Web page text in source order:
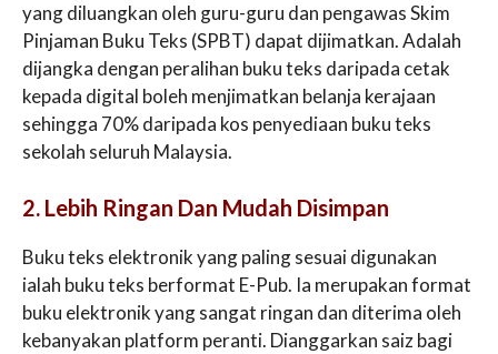
yang diluangkan oleh guru-guru dan pengawas Skim
Pinjaman Buku Teks (SPBT) dapat dijimatkan. Adalah
dijangka dengan peralihan buku teks daripada cetak
kepada digital boleh menjimatkan belanja kerajaan
sehingga 70% daripada kos penyediaan buku teks
sekolah seluruh Malaysia.
2. Lebih Ringan Dan Mudah Disimpan
Buku teks elektronik yang paling sesuai digunakan
ialah buku teks berformat E-Pub. Ia merupakan format
buku elektronik yang sangat ringan dan diterima oleh
kebanyakan platform peranti. Dianggarkan saiz bagi